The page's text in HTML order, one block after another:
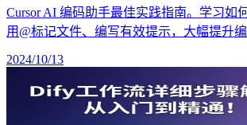
Cursor AI 编码助手最佳实践指南。学习如
用@标记文件、编写有效提示，大幅提升编
2024/10/13